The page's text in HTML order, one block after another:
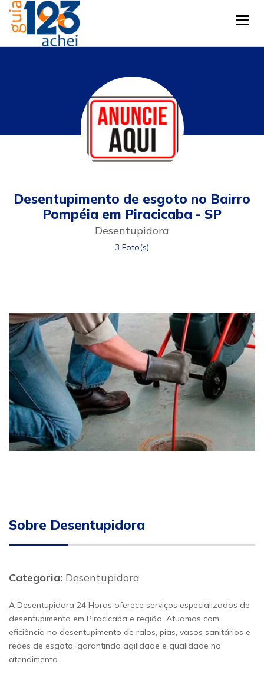
Desentupimento de esgoto no Bairro
Pompéia em Piracicaba - SP
Desentupidora
3 Foto(s)
Sobre Desentupidora
Categoria: Desentupidora
A Desentupidora 24 Horas oferece serviços especializados de
desentupimento em Piracicaba e região. Atuamos com
eficiência no desentupimento de ralos, pias, vasos sanitários e
redes de esgoto, garantindo agilidade e qualidade no
atendimento.